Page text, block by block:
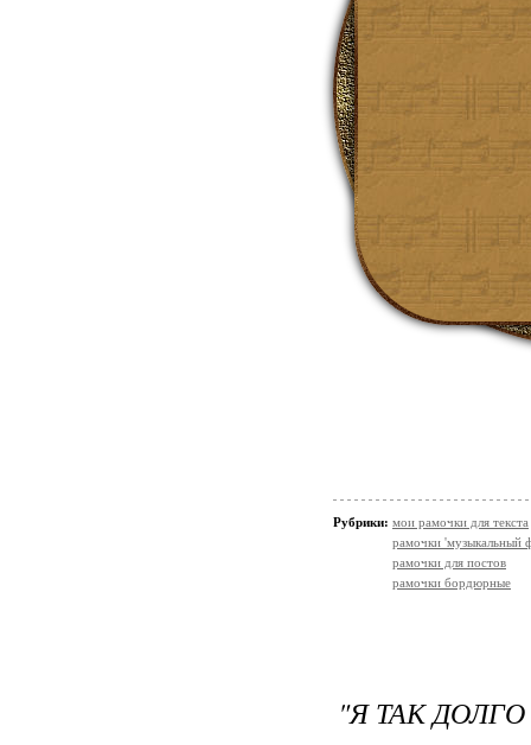
Рубрики: мои рамочки для текста
рамочки 'музыкальный
рамочки для постов
рамочки бордюрные
"Я ТАК